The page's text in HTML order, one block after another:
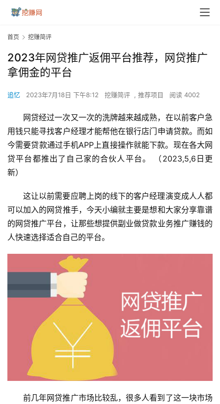
首页 挖赚简评
2023年网贷推广返佣平台推荐，网贷推广
拿佣金的平台
追忆 2023年7月18日 下午8:12 挖赚简评 , 推荐项目 阅读 4002
网贷经过一次又一次的洗牌越来越成熟，在以前客户急
用钱只能寻找客户经理才能帮他在银行店门申请贷款。而如
今需要贷款通过手机APP上直接操作就能下款。现在各大网
贷平台都推出了自己家的合伙人平台。 （2023,5,6日更
新）
这让以前需要应聘上岗的线下的客户经理演变成人人都
可以加入的网贷推手，今天小编就主要是想和大家分享靠谱
的网贷推广平台，让那些想提供副业做贷款业务推广赚钱的
人快速选择适合自己的平台。
前几年网贷推广市场比较乱，很多人看到了这一块市场